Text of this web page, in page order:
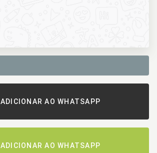
ADICIONAR AO WHATSAPP
ADICIONAR AO WHATSAPP